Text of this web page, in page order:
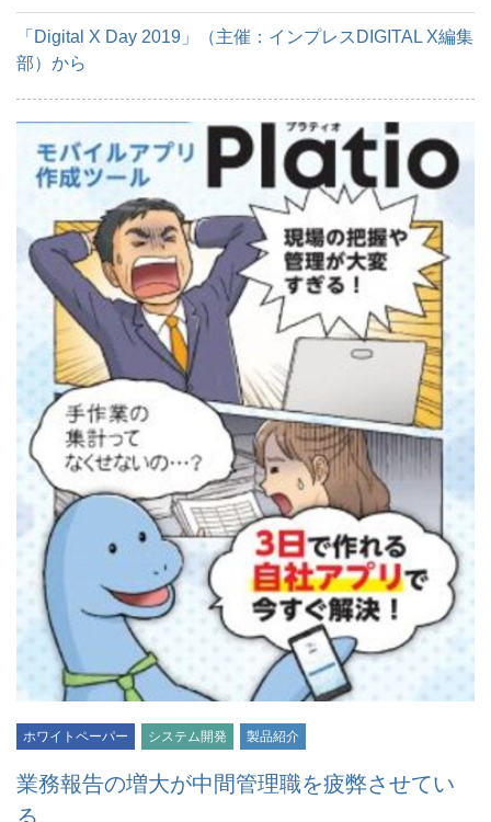
「Digital X Day 2019」（主催：インプレスDIGITAL X編集
部）から
ホワイトペーパー システム開発 製品紹介
業務報告の増大が中間管理職を疲弊させてい
る。